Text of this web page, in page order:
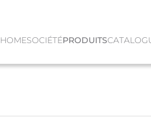
HOMESOCIÉTÉPRODUITS